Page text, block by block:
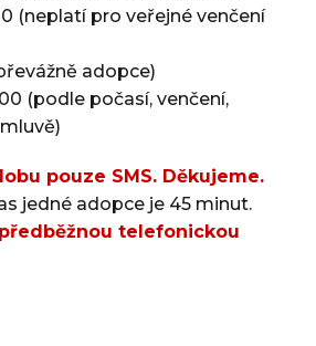
(neplatí pro veřejné venčení
adopce)
(podle počasí, venčení,
pouze SMS. Děkujeme.
jedné adopce je 45 minut.
telefonickou